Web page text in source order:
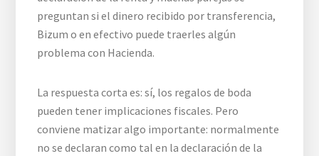
preguntan si el dinero recibido por transferencia,
Bizum o en efectivo puede traerles algún
problema con Hacienda.
La respuesta corta es: sí, los regalos de boda
pueden tener implicaciones fiscales. Pero
conviene matizar algo importante: normalmente
no se declaran como tal en la declaración de la